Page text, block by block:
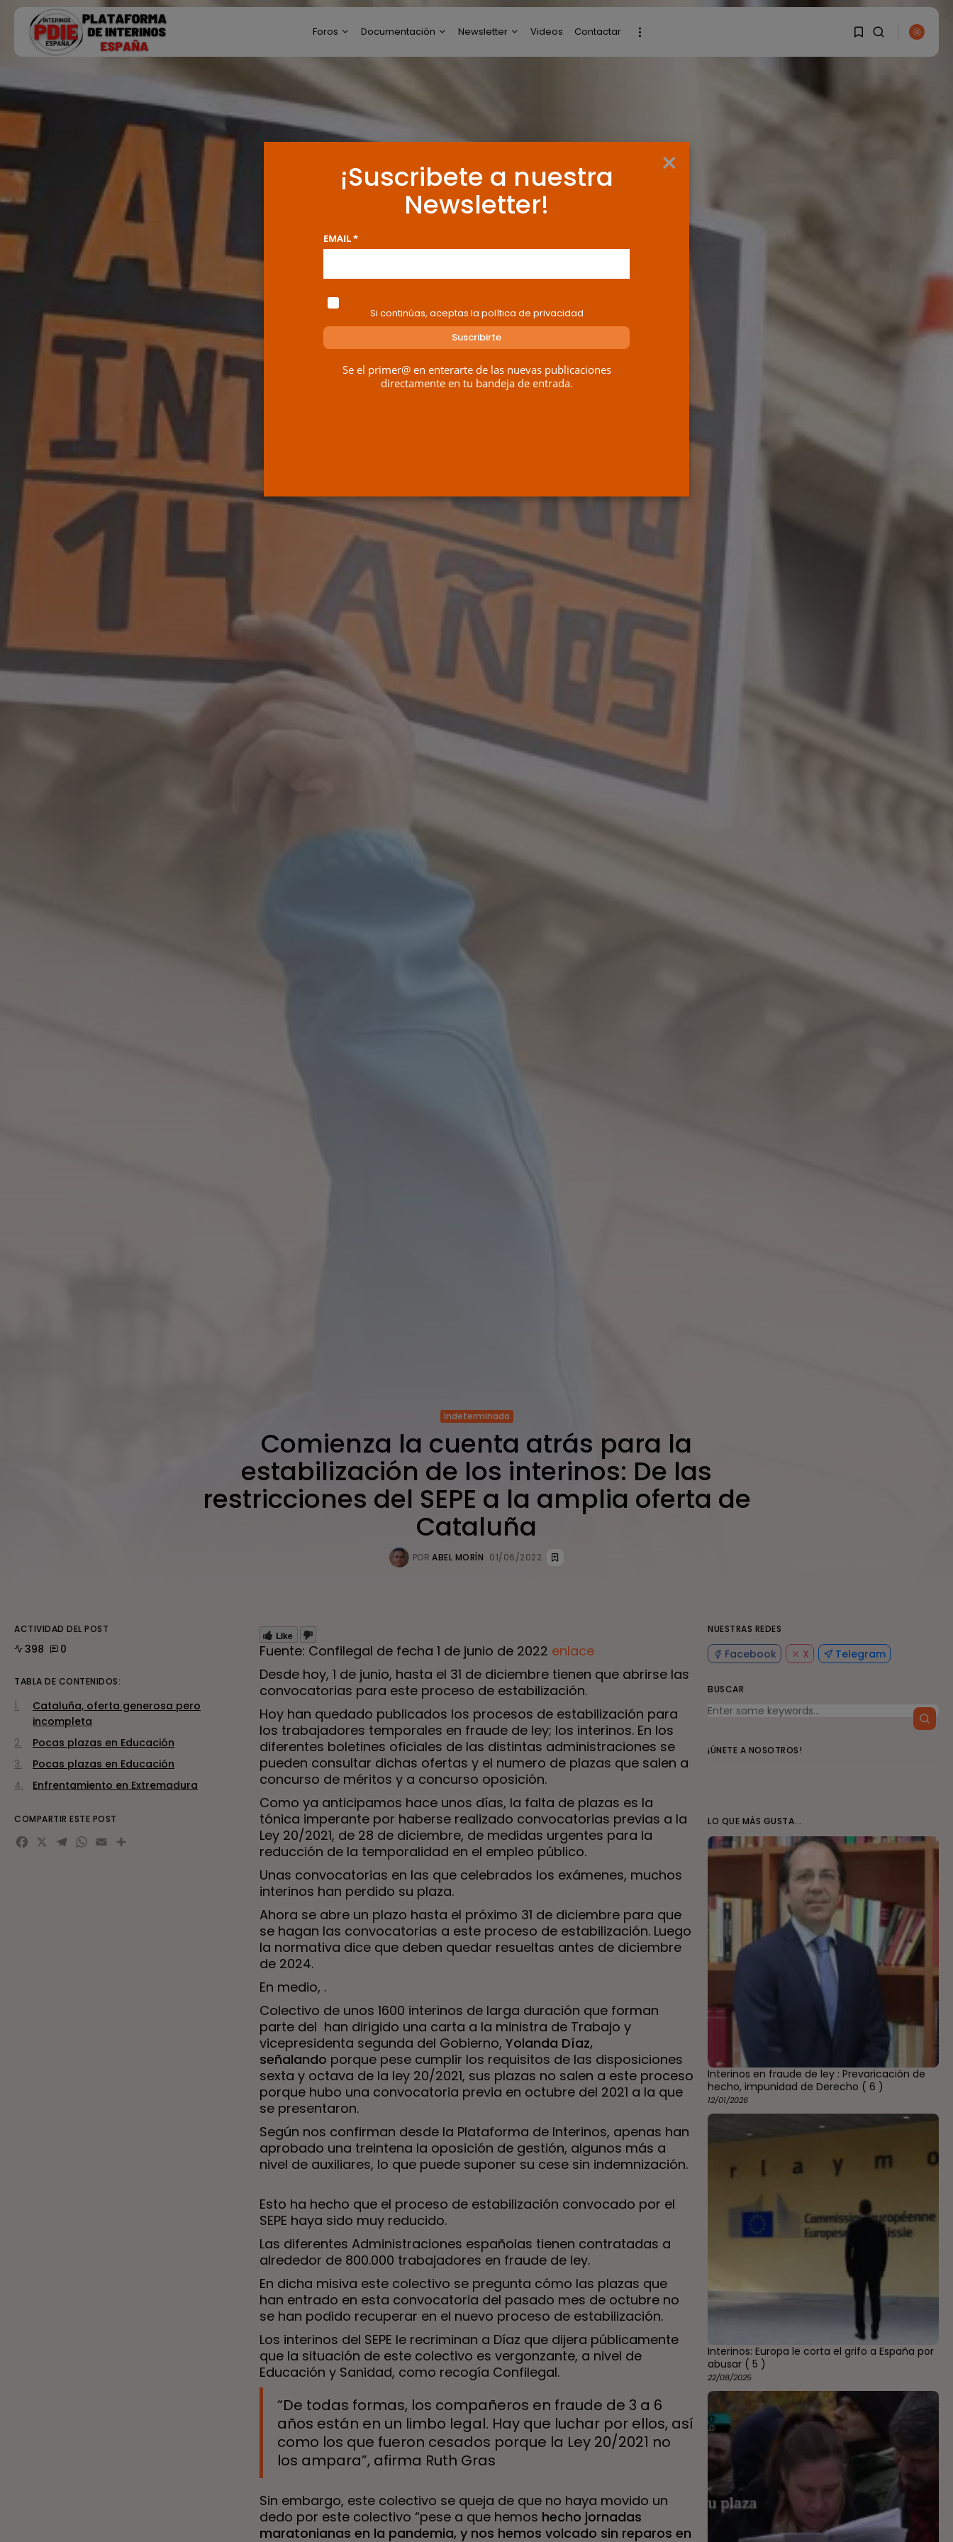
Foros
Últimos Post
Preguntas y Respuestas
Foro General
Encuestas
Documentación
Resoluciones y
Publicaciones
Newsletter Videos Contactar
Search
for:
El abogado Javier
Arauz, en Murcia,...
Indeterminada
Comienza la cuenta atrás para la
estabilización de los interinos: De las
restricciones del SEPE a la amplia oferta de
Cataluña
POR ABEL MORÍN 01/06/2022
NUESTRAS REDES
Facebook X Telegram
BUSCAR
¡ÚNETE A NOSOTROS!
LO QUE MÁS GUSTA...
Interinos en fraude de ley : Prevaricación de
hecho, impunidad de Derecho ( 6 )
12/01/2026
Interinos: Europa le corta el grifo a España por
abusar ( 5 )
22/08/2025
Like
Fuente: Confilegal de fecha 1 de junio de 2022 enlace
Desde hoy, 1 de junio, hasta el 31 de diciembre tienen que abrirse las
convocatorias para este proceso de estabilización.
Hoy han quedado publicados los procesos de estabilización para
los trabajadores temporales en fraude de ley; los interinos. En los
diferentes boletines oficiales de las distintas administraciones se
pueden consultar dichas ofertas y el numero de plazas que salen a
concurso de méritos y a concurso oposición.
Como ya anticipamos hace unos días, la falta de plazas es la
tónica imperante por haberse realizado convocatorias previas a la
Ley 20/2021, de 28 de diciembre, de medidas urgentes para la
reducción de la temporalidad en el empleo público.
Unas convocatorias en las que celebrados los exámenes, muchos
interinos han perdido su plaza.
Ahora se abre un plazo hasta el próximo 31 de diciembre para que
se hagan las convocatorias a este proceso de estabilización. Luego
la normativa dice que deben quedar resueltas antes de diciembre
de 2024.
En medio, .
Colectivo de unos 1600 interinos de larga duración que forman
parte del han dirigido una carta a la ministra de Trabajo y
vicepresidenta segunda del Gobierno, Yolanda Díaz,
señalando porque pese cumplir los requisitos de las disposiciones
sexta y octava de la ley 20/2021, sus plazas no salen a este proceso
porque hubo una convocatoria previa en octubre del 2021 a la que
se presentaron.
Según nos confirman desde la Plataforma de Interinos, apenas han
aprobado una treintena la oposición de gestión, algunos más a
nivel de auxiliares, lo que puede suponer su cese sin indemnización.
Esto ha hecho que el proceso de estabilización convocado por el
SEPE haya sido muy reducido.
Las diferentes Administraciones españolas tienen contratadas a
alrededor de 800.000 trabajadores en fraude de ley.
En dicha misiva este colectivo se pregunta cómo las plazas que
han entrado en esta convocatoria del pasado mes de octubre no
se han podido recuperar en el nuevo proceso de estabilización.
Los interinos del SEPE le recriminan a Díaz que dijera públicamente
que la situación de este colectivo es vergonzante, a nivel de
Educación y Sanidad, como recogía Confilegal.
“De todas formas, los compañeros en fraude de 3 a 6
años están en un limbo legal. Hay que luchar por ellos, así
como los que fueron cesados porque la Ley 20/2021 no
los ampara”, afirma Ruth Gras
Sin embargo, este colectivo se queja de que no haya movido un
dedo por este colectivo “pese a que hemos hecho jornadas
maratonianas en la pandemia, y nos hemos volcado sin reparos en
ACTIVIDAD DEL POST
398 0
TABLA DE CONTENIDOS:
Cataluña, oferta generosa pero
incompleta
Pocas plazas en Educación
Pocas plazas en Educación
Enfrentamiento en Extremadura
COMPARTIR ESTE POST
Facebook
X Telegram
WhatsApp
Email
×
¡Suscribete a nuestra
Newsletter!
EMAIL *
Si continúas, aceptas la política de privacidad
Se el primer@ en enterarte de las nuevas publicaciones
directamente en tu bandeja de entrada.